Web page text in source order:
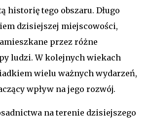
historię tego obszaru. Długo
dzisiejszej miejscowości,
przez różne
ludzi. W kolejnych wiekach
wielu ważnych wydarzeń,
wpływ na jego rozwój.
na terenie dzisiejszego